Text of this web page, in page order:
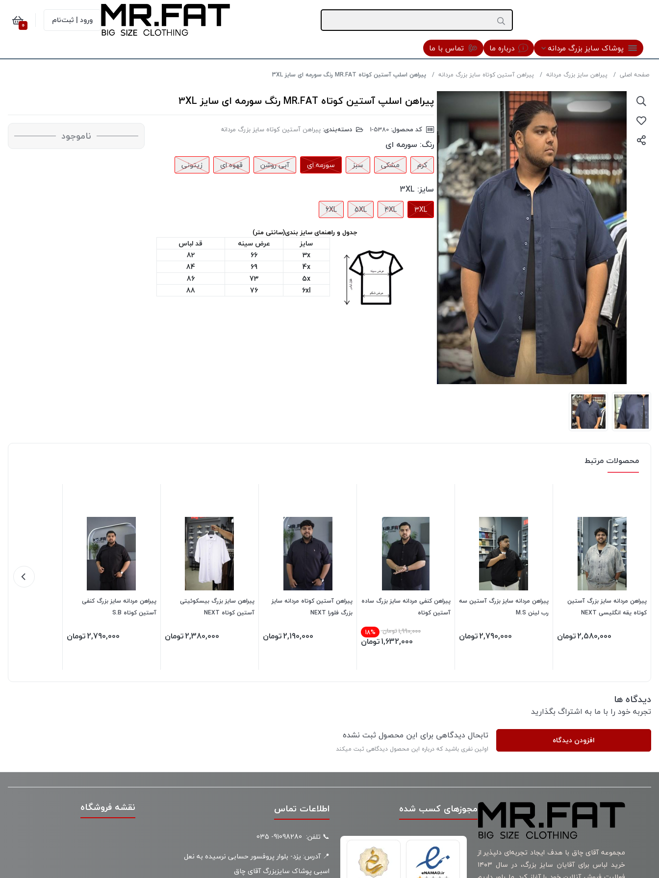
ورود | ثبت‌نام 0
پوشاک سایز بزرگ مردانه درباره ما تماس با ما
صفحه اصلی پیراهن سایز بزرگ مردانه پیراهن آستین کوتاه سایز بزرگ مردانه پیراهن اسلپ آستین کوتاه MR.FAT رنگ سورمه ای سایز 3XL
پیراهن اسلپ آستین کوتاه MR.FAT رنگ سورمه ای سایز 3XL
کد محصول: دسته‌بندی: پیراهن آستین کوتاه سایز بزرگ مردانه
رنگ: سورمه ای
کرم مشکی سبز سورمه ای آبی روشن قهوه ای زیتونی
سایز: 3XL
3XL
4XL
5XL
6XL
جدول و راهنمای سایز بندی(سانتی متر)
سایز عرض سینه
قد لباس
3x
66
82
4x
69
84
5x
73
86
6xl
76
88
ناموجود
محصولات مرتبط
پیراهن مردانه سایز بزرگ آستین
کوتاه یقه انگلیسی NEXT
2,580,000تومان
پیراهن مردانه سایز بزرگ آستین سه
رب لینن M.S
2,790,000تومان
پیراهن کنفی مردانه سایز بزرگ ساده
آستین کوتاه
1,990,000تومان 18%
1,632,000تومان
پیراهن آستین کوتاه مردانه سایز
بزرگ فلورا NEXT
2,190,000تومان
پیراهن سایز بزرگ بیسکوئیتی
آستین کوتاه NEXT
2,380,000تومان
پیراهن مردانه سایز بزرگ کنفی
آستین کوتاه S.B
2,790,000تومان
دیدگاه ها
تجربه خود را با ما به اشتراگ بگذارید
افزودن دیدگاه تابحال دیدگاهی برای این محصول ثبت نشده
اولین نفری باشید که درباره این محصول دیدگاهی ثبت میکند
مجموعه آقای چاق با هدف ایجاد تجربه‌ای دلپذیر از
خرید لباس برای آقایان سایز بزرگ، در سال ۱۴۰۳
مجوزهای کسب شده اطلاعات تماس
📞 تلفن: 91098280- 035
📍 آدرس: یزد- بلوار پروفسور حسابی نرسیده به نعل
اسبی پوشاک سایزبزرگ آقای چاق
نقشه فروشگاه